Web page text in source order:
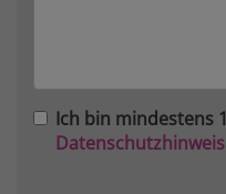
Ich bin mindestens